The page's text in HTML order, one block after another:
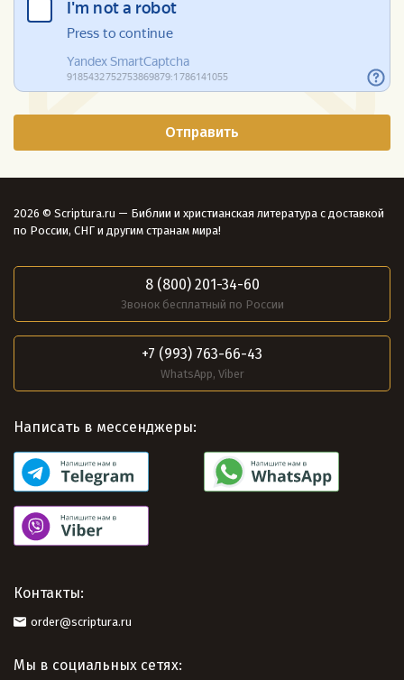
2026 © Scriptura.ru — Библии и христианская литература с доставкой
по России, СНГ и другим странам мира!
8 (800) 201-34-60
Звонок бесплатный по России
+7 (993) 763-66-43
WhatsApp, Viber
Написать в мессенджеры:
Контакты:
order@scriptura.ru
Мы в социальных сетях: